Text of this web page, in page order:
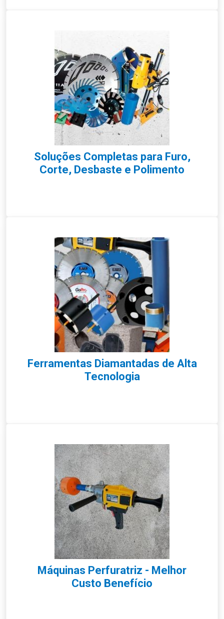
Soluções Completas para Furo,
Corte, Desbaste e Polimento
Ferramentas Diamantadas de Alta
Tecnologia
Máquinas Perfuratriz - Melhor
Custo Benefício